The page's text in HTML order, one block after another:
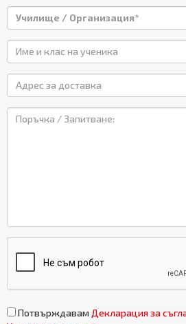
Потвърждавам Декларация за